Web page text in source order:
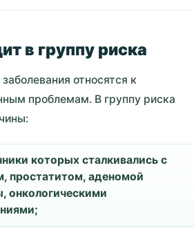
в группу риска
относятся к
проблемам. В группу риска
которых сталкивались с
простатитом, аденомой
онкологическими